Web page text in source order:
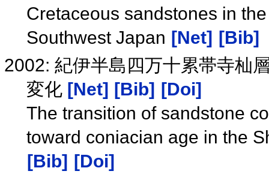
Cretaceous sandstones in
Southwest Japan [Net] [Bib]
2002: 紀伊半島四万十累帯寺杣
変化 [Net] [Bib] [Doi]
The transition of sandstone
toward coniacian age in the
[Bib] [Doi]